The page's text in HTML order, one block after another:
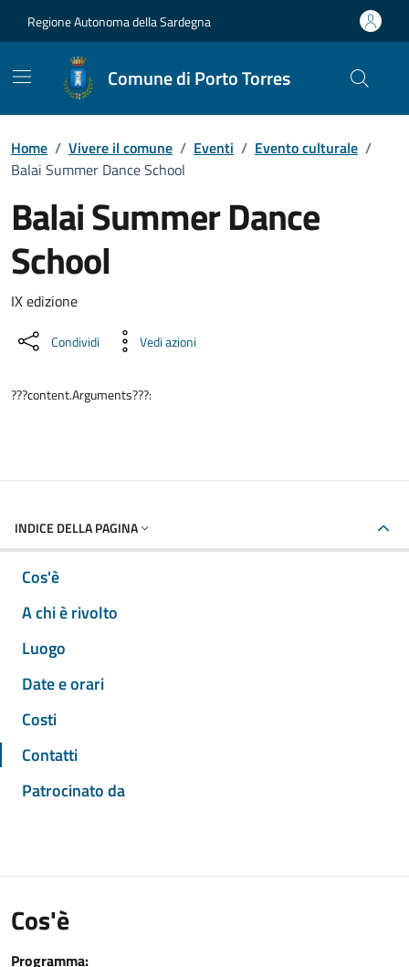
Regione Autonoma della Sardegna
Comune di Porto Torres
Home / Vivere il comune / Eventi / Evento culturale /
Balai Summer Dance School
Balai Summer Dance
School
Dettaglio dell'evento
IX edizione
Condividi Vedi azioni
???content.Arguments???:
INDICE DELLA PAGINA
Cos'è
A chi è rivolto
Luogo
Date e orari
Costi
Contatti
Patrocinato da
Cos'è
Programma: